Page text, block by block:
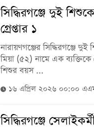
সিদ্ধিরগঞ্জে দুই
গ্রেপ্তার ১
নারায়ণগঞ্জের সিদ্ধিরগঞ্জে
মিয়া (৫২) নামে এক ব্যক্তিকে
শিশুর বয়স ...
১৬ এপ্রিল ২০২৬ ০০:০০
সিদ্ধিরগঞ্জে